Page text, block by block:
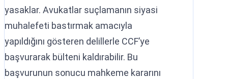
yasaklar. Avukatlar suçlamanın siyasi
muhalefeti bastırmak amacıyla
yapıldığını gösteren delillerle CCF’ye
başvurarak bülteni kaldırabilir. Bu
başvurunun sonucu mahkeme kararını